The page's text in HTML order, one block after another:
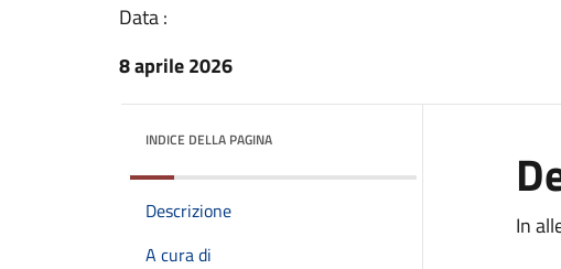
Data :
8 aprile 2026
INDICE DELLA PAGINA
Descrizione
A cura di
In